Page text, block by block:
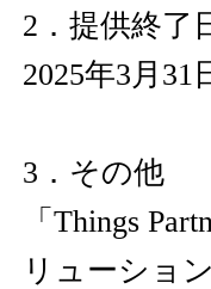
2．提供終了
2025年3月31
3．その他
「Things
リューショ